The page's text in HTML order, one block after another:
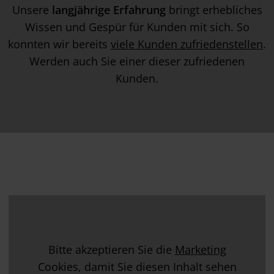
Unsere langjährige Erfahrungbringt erhebliches
Wissen und Gespür für Kunden mit sich. So
konnten wir bereits viele Kunden zufriedenstellen.
Werden auch Sie einer dieser zufriedenen
Kunden.
Bitte akzeptieren Sie die Marketing
Cookies, damit Sie diesen Inhalt sehen